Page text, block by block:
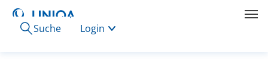
Suche Login